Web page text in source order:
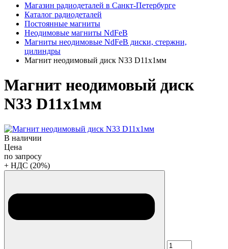
Магазин радиодеталей в Санкт-Петербурге
Каталог радиодеталей
Постоянные магниты
Неодимовые магниты NdFeB
Магниты неодимовые NdFeB диски, стержни,
цилиндры
Магнит неодимовый диск N33 D11x1мм
Магнит неодимовый диск
N33 D11x1мм
В наличии
Цена
по запросу
+ НДС (20%)